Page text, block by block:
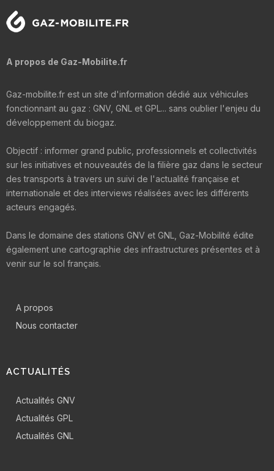
A propos de Gaz-Mobilite.fr
Gaz-mobilite.fr est un site d'information dédié aux véhicules
fonctionnant au gaz : GNV, GNL et GPL... sans oublier l'enjeu du
développement du biogaz.
Objectif : informer grand public, professionnels et collectivités
sur les initiatives et nouveautés de la filière gaz dans le secteur
des transports à travers un suivi de l'actualité française et
internationale et des interviews réalisées avec les différents
acteurs engagés.
Dans le domaine des stations GNV et GNL, Gaz-Mobilité édite
également une cartographie des infrastructures présentes et à
venir sur le sol français.
A propos
Nous contacter
ACTUALITÉS
Actualités GNV
Actualités GPL
Actualités GNL